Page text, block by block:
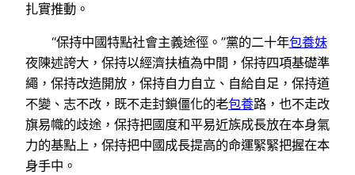
扎實推動。
“保持中國特點社會主義途徑。”黨的二十年包養妹
夜陳述誇大，保持以經濟扶植為中間，保持四項基礎準
繩，保持改造開放，保持自力自立、自給自足，保持道
不變、志不改，既不走封鎖僵化的老包養路，也不走改
旗易幟的歧途，保持把國度和平易近族成長放在本身氣
力的基點上，保持把中國成長提高的命運緊緊把握在本
身手中。